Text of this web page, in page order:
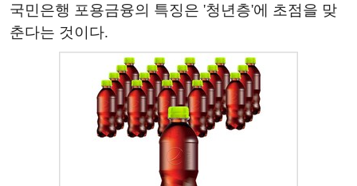
국민은행 포용금융의 특징은 '청년층'에 초점을 맞
춘다는 것이다.